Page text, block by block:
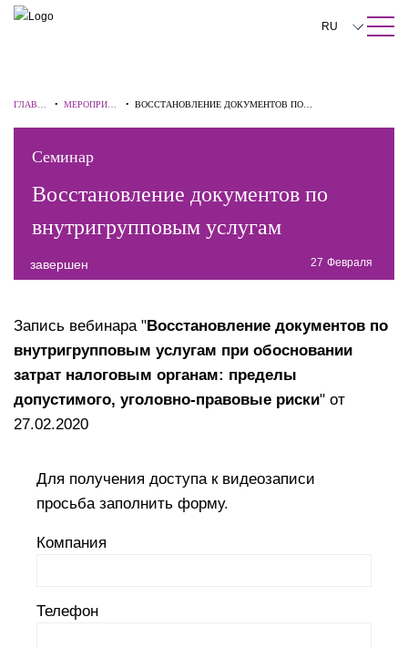
ПОИСК ПО САЙТУ Закрыть
RU
Français
Português
ГЛАВН
АЯ
• МЕРОПРИЯТ
ИЯ
• ВОССТАНОВЛЕНИЕ ДОКУМЕНТОВ ПО
ВНУТРИГРУППОВЫМ УСЛУГАМ
Семинар
завершен
Восстановление документов по
внутригрупповым услугам
27 Февраля
Запись вебинара "Восстановление документов по
внутригрупповым услугам при обосновании
затрат налоговым органам: пределы
допустимого, уголовно-правовые риски" от
27.02.2020
Для получения доступа к видеозаписи
просьба заполнить форму.
Компания
Телефон